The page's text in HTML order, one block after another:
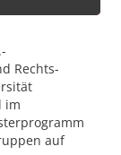
Rechts­
im
auf